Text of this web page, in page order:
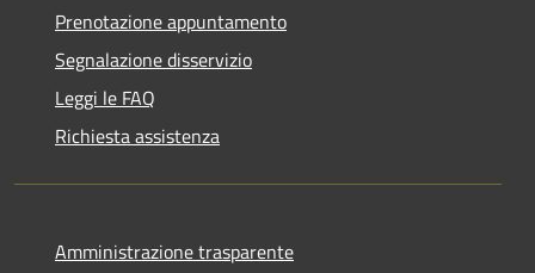
Prenotazione appuntamento
Segnalazione disservizio
Leggi le FAQ
Richiesta assistenza
Amministrazione trasparente